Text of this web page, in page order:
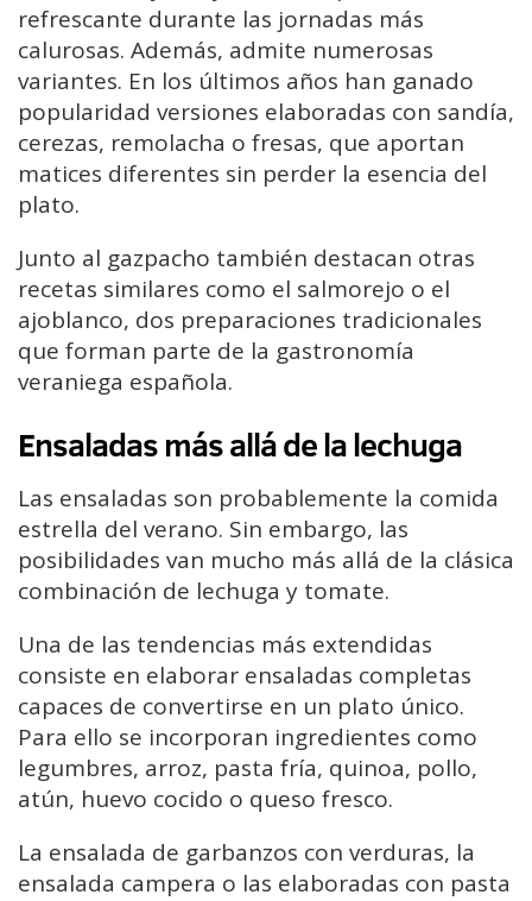
refrescante durante las jornadas más
calurosas. Además, admite numerosas
variantes. En los últimos años han ganado
popularidad versiones elaboradas con sandía,
cerezas, remolacha o fresas, que aportan
matices diferentes sin perder la esencia del
plato.
Junto al gazpacho también destacan otras
recetas similares como el salmorejo o el
ajoblanco, dos preparaciones tradicionales
que forman parte de la gastronomía
veraniega española.
Ensaladas más allá de la lechuga
Las ensaladas son probablemente la comida
estrella del verano. Sin embargo, las
posibilidades van mucho más allá de la clásica
combinación de lechuga y tomate.
Una de las tendencias más extendidas
consiste en elaborar ensaladas completas
capaces de convertirse en un plato único.
Para ello se incorporan ingredientes como
legumbres, arroz, pasta fría, quinoa, pollo,
atún, huevo cocido o queso fresco.
La ensalada de garbanzos con verduras, la
ensalada campera o las elaboradas con pasta